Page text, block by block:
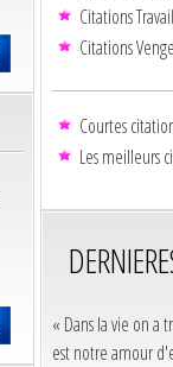
Citations Travail
Citations
Courtes
Les meilleurs
« Dans la vie on a
est notre amour